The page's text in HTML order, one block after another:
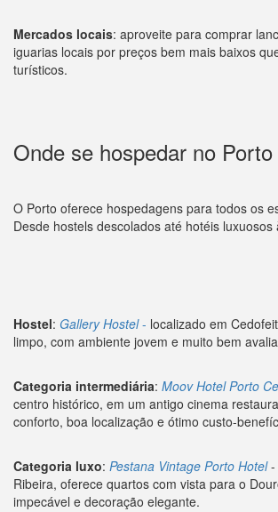
Mercados locais: aproveite para comprar
iguarias locais por preços bem mais baixos
turísticos.
Onde se hospedar no Porto
O Porto oferece hospedagens para todos os
Desde hostels descolados até hotéis
Hostel: Gallery Hostel- localizado em
limpo, com ambiente jovem e muito bem
Categoria intermediária: Moov Hotel Porto
centro histórico, em um antigo cinema
conforto, boa localização e ótimo custo-
Categoria luxo: Pestana Vintage Porto Hotel-
Ribeira, oferece quartos com vista para o
impecável e decoração elegante.